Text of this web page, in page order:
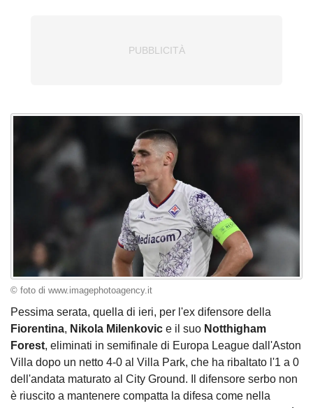
© foto di www.imagephotoagency.it
Pessima serata, quella di ieri, per l'ex difensore della
Fiorentina, Nikola Milenkovic e il suo Notthigham
Forest, eliminati in semifinale di Europa League dall'Aston
Villa dopo un netto 4-0 al Villa Park, che ha ribaltato l'1 a 0
dell'andata maturato al City Ground. Il difensore serbo non
è riuscito a mantenere compatta la difesa come nella